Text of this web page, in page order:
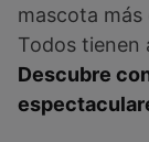
mascota más
Todos tienen
Descubre